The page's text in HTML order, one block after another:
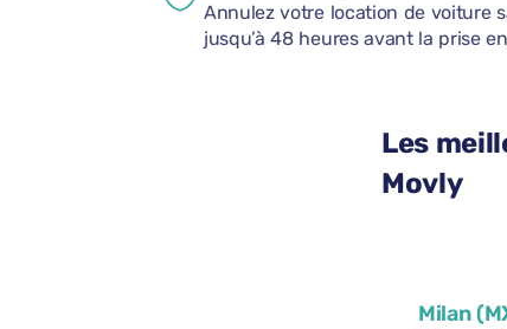
Annulez votre location de voiture
jusqu’à 48 heures avant la prise
Les
Movly
Milan